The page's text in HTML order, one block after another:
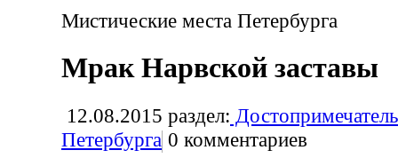
Мистические места Петербурга
Мрак Нарвской заставы
12.08.2015 раздел:
Петербурга 0 комментариев